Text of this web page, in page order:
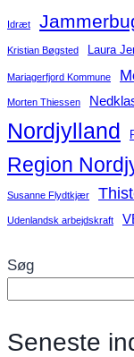
Idræt
Kristian Bøgsted Laura
Mariagerfjord Kommune
Morten Thiessen
Nordjylland
Region
Susanne Flydtkjær
Udenlandsk arbejdskraft
Søg
Seneste